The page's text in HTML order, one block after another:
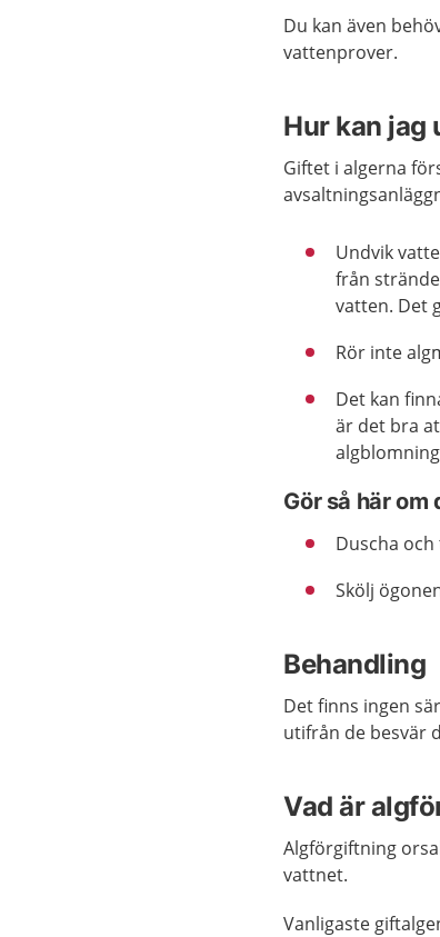
Du kan även
vattenprover.
Hur kan jag
Giftet i algerna
Undvik
från
vatten. Det
Rör inte
Det kan
är det bra
Gör så här
Duscha
Skölj
Behandling
Det finns ingen
utifrån de besvär
Vad är
Algförgiftning
vattnet.
Vanligaste